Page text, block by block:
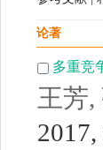
论著
多重竞
王芳,